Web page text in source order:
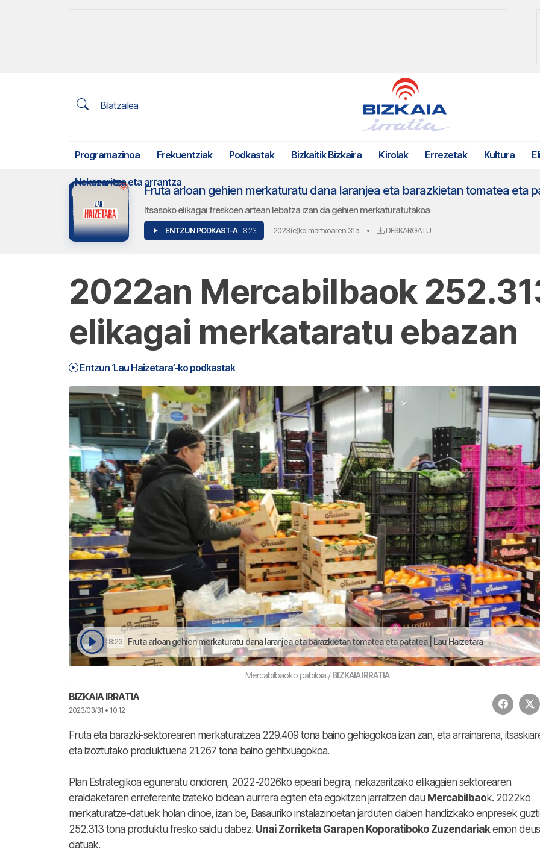
Bilatzailea
Programazinoa Frekuentziak Podkastak Bizkaitik Bizkaira Kirolak Errezetak Kultura
Nekazaritza eta arrantza
Fruta arloan gehien merkaturatu dana laranjea eta barazkietan tomatea eta
Itsasoko elikagai freskoen artean lebatza izan da gehien merkaturatutakoa
ENTZUN PODKAST-A | 8:23 2023(e)ko martxoaren 31a • DESKARGATU
2022an Mercabilbaok
elikagai merkataratu ebazan
Entzun ‘Lau Haizetara’-ko podkastak
8:23 Fruta arloan gehien merkaturatu dana laranjea eta barazkietan tomatea eta patatea | Lau Haizetara
Mercabilbaoko pabiloia /BIZKAIA IRRATIA
BIZKAIA IRRATIA
2023/03/31 • 10:12
Fruta eta barazki-sektorearen merkaturatzea 229.409 tona baino gehiagokoa izan zan, eta arrainarena,
eta izoztutako produktuena 21.267 tona baino gehitxuagokoa.
Plan Estrategikoa eguneratu ondoren, 2022-2026ko epeari begira, nekazaritzako elikagaien sektorearen
eraldaketaren erreferente izateko bidean aurrera egiten eta egokitzen jarraitzen dau Mercabilbaok. 2022ko
merkaturatze-datuek holan dinoe, izan be, Basauriko instalazinoetan jarduten daben handizkako enpresek
252.313 tona produktu fresko saldu dabez. Unai Zorriketa Garapen Koporatiboko Zuzendariakemon
datuak.